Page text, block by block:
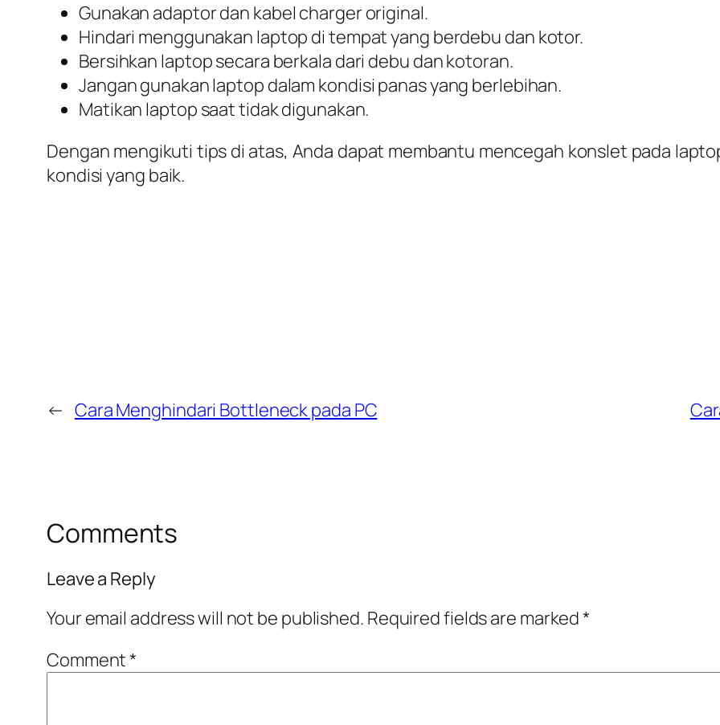
Gunakan adaptor dan kabel charger original.
Hindari menggunakan laptop di tempat yang berdebu dan kotor.
Bersihkan laptop secara berkala dari debu dan kotoran.
Jangan gunakan laptop dalam kondisi panas yang berlebihan.
Matikan laptop saat tidak digunakan.
Dengan mengikuti tips di atas, Anda dapat membantu mencegah konslet pada
kondisi yang baik.
← Cara Menghindari Bottleneck pada PC
Comments
Leave a Reply
Your email address will not be published. Required fields are marked*
Comment*